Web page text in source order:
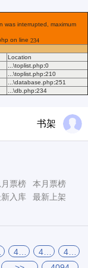
was interrupted, maximum
on line 234
Location
...\toplist.php:0
...\toplist.php:210
...\database.php:251
...\db.php:234
书架
月票榜
本月票榜
入库
最新上架
4021 4022
4023